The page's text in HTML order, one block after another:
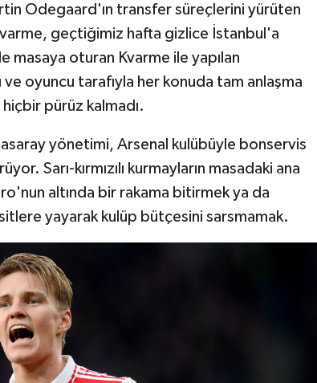
Odegaard'ın transfer süreçlerini yürüten
geçtiğimiz hafta gizlice İstanbul'a
masaya oturan Kvarme ile yapılan
oyuncu tarafıyla her konuda tam anlaşma
pürüz kalmadı.
yönetimi, Arsenal kulübüyle bonservis
Sarı-kırmızılı kurmayların masadaki ana
altında bir rakama bitirmek ya da
yayarak kulüp bütçesini sarsmamak.